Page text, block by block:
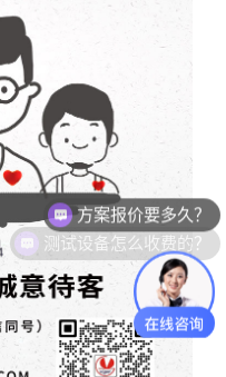
测试设备怎么收费的？